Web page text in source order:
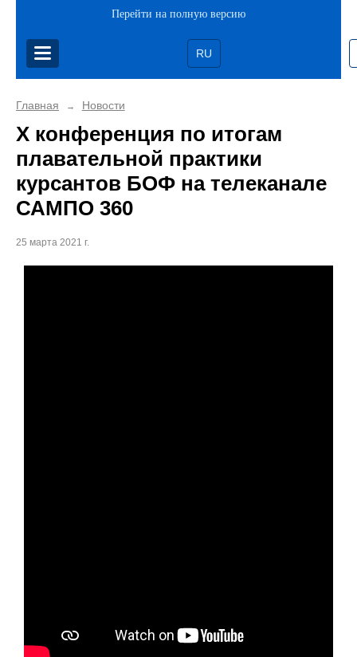
Перейти на полную версию
RU
Главная → Новости
X конференция по итогам
плавательной практики
курсантов БОФ на телеканале
САМПО 360
25 марта 2021 г.